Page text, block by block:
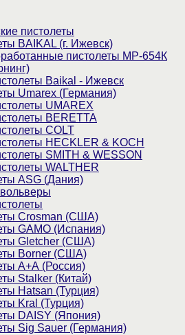
пистолеты
BAIKAL (г. Ижевск)
пистолеты МР-654К
Baikal - Ижевск
Umarex (Германия)
UMAREX
BERETTA
COLT
HECKLER & KOCH
SMITH & WESSON
WALTHER
ASG (Дания)
Crosman (США)
GAMO (Испания)
Gletcher (США)
Borner (США)
А+А (Россия)
Stalker (Китай)
Hatsan (Турция)
Kral (Турция)
DAISY (Япония)
Sig Sauer (Германия)